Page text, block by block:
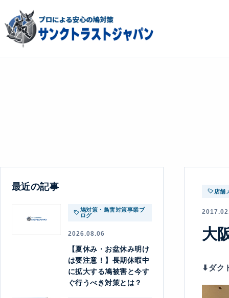
最近の記事
鳩対策・鳥害対策事業ブ
ログ
2026.08.06
【夏休み・お盆休み明け
は要注意！】長期休暇中
に拡大する鳩被害と今す
ぐ行うべき対策とは？
店舗
大
⬇︎ダク